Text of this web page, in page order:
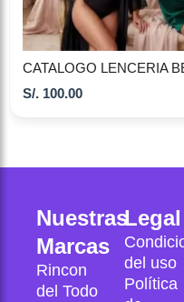
CATALOGO LENCERIA
S/. 100.00
Nuestras
Marcas
Rincon
del Todo
Legal
del uso
Política